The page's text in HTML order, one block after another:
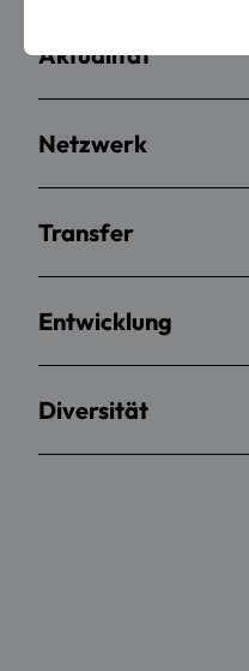
Aktualität
Netzwerk
Transfer
Entwicklung
Diversität